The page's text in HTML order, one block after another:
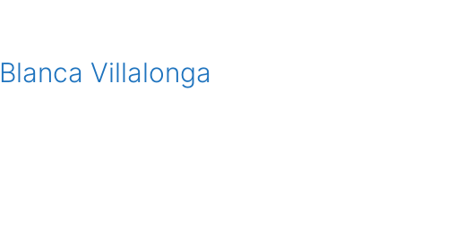
Villalonga